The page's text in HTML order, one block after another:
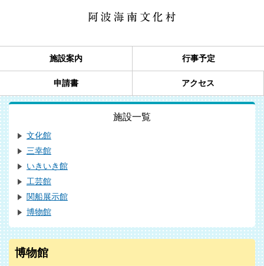
施設案内 行事予定
申請書 アクセス
施設一覧
文化館
三幸館
いきいき館
工芸館
関船展示館
博物館
博物館